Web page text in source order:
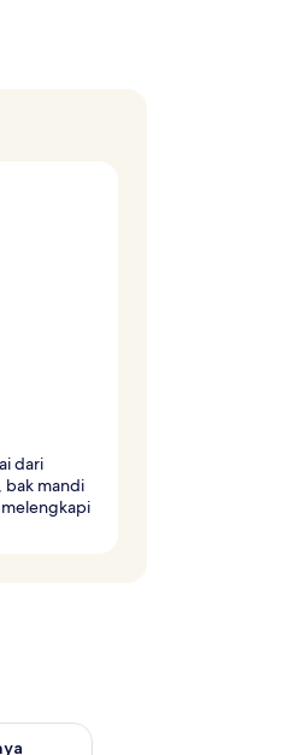
dari
bak mandi
pekan berikutnya Agu 21 -